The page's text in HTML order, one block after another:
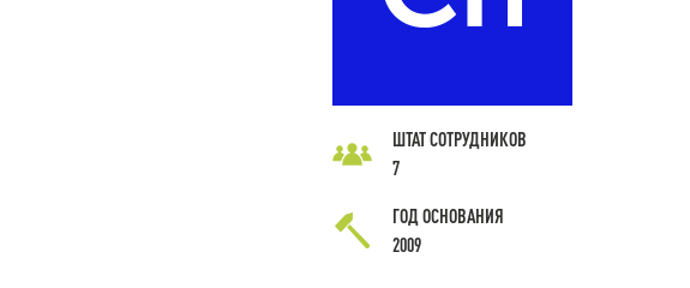
ШТАТ СОТРУДНИКОВ
7
ГОД ОСНОВАНИЯ
2009